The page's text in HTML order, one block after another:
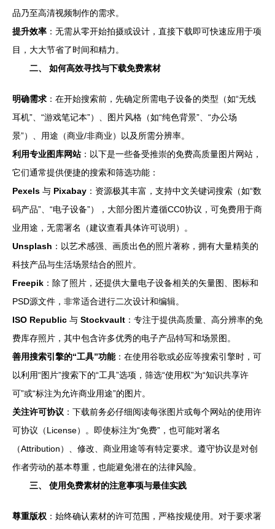
品乃至高清视频制作的需求。
提升效率 ：无需从零开始拍摄或设计，直接下载即可快速应用于项
目，大大节省了时间和精力。
二、 如何高效寻找与下载免费素材
明确需求 ：在开始搜索前，先确定所需电子设备的类型（如“无线
耳机”、“游戏笔记本”）、图片风格（如“纯色背景”、“办公场
景”）、用途（商业/非商业）以及所需分辨率。
利用专业图库网站：以下是一些备受推崇的免费高质量图片网站，
它们通常提供便捷的搜索和筛选功能：
Pexels 与 Pixabay ：资源极其丰富，支持中文关键词搜索（如“数
码产品”、“电子设备”），大部分图片遵循CC0协议，可免费用于商
业用途，无需署名（建议查看具体许可说明）。
Unsplash ：以艺术感强、画质出色的照片著称，拥有大量精美的
科技产品与生活场景结合的照片。
Freepik ：除了照片，还提供大量电子设备相关的矢量图、图标和
PSD源文件，非常适合进行二次设计和编辑。
ISO Republic 与 Stockvault ：专注于提供高质量、高分辨率的免
费库存照片，其中包含许多优秀的电子产品特写和场景图。
善用搜索引擎的“工具”功能：在使用谷歌或必应等搜索引擎时，可
以利用“图片”搜索下的“工具”选项，筛选“使用权”为“知识共享许
可”或“标注为允许商业用途”的图片。
关注许可协议 ：下载前务必仔细阅读每张图片或每个网站的使用许
可协议（License）。即使标注为“免费”，也可能对署名
（Attribution）、修改、商业用途等有特定要求。遵守协议是对创
作者劳动的基本尊重，也能避免潜在的法律风险。
三、 使用免费素材的注意事项与最佳实践
尊重版权 ：始终确认素材的许可范围，严格按规使用。对于要求署